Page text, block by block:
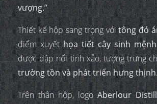
vượng.”
Thiết kế hộp sang trọng vớitông đỏ
điểm xuyếthọa tiết cây sinh
được dập nổi tinh xảo, tượng trưng
trường tồn và phát triển hưng
Trên thân hộp, logoAberlour